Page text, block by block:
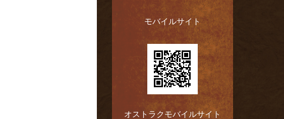
モバイルサイト
オストラクモバイルサイト